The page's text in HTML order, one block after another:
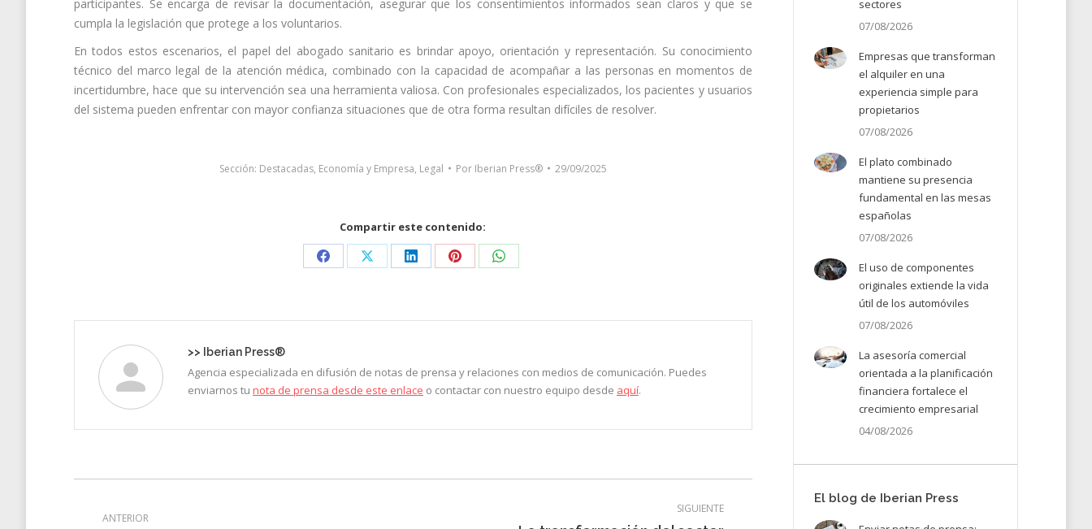
participantes. Se encarga de revisar la documentación, asegurar que los consentimientos informados sean claros y que se
cumpla la legislación que protege a los voluntarios.
En todos estos escenarios, el papel del abogado sanitario es brindar apoyo, orientación y representación. Su conocimiento
técnico del marco legal de la atención médica, combinado con la capacidad de acompañar a las personas en momentos de
incertidumbre, hace que su intervención sea una herramienta valiosa. Con profesionales especializados, los pacientes y usuarios
del sistema pueden enfrentar con mayor confianza situaciones que de otra forma resultan difíciles de resolver.
Sección: Destacadas, Economía y Empresa, Legal Por Iberian Press® 29/09/2025
Compartir este contenido:
Share Share Share Share Share
>> Iberian Press®
Agencia especializada en difusión de notas de prensa y relaciones con medios de comunicación. Puedes
enviarnos tu nota de prensa desde este enlace o contactar con nuestro equipo desde aquí.
entre
ANTERIOR
SIGUIENTE
sectores
07/08/2026
Empresas que transforman
el alquiler en una
experiencia simple para
propietarios
07/08/2026
El plato combinado
mantiene su presencia
fundamental en las mesas
españolas
07/08/2026
El uso de componentes
originales extiende la vida
útil de los automóviles
07/08/2026
La asesoría comercial
orientada a la planificación
financiera fortalece el
crecimiento empresarial
04/08/2026
El blog de Iberian Press